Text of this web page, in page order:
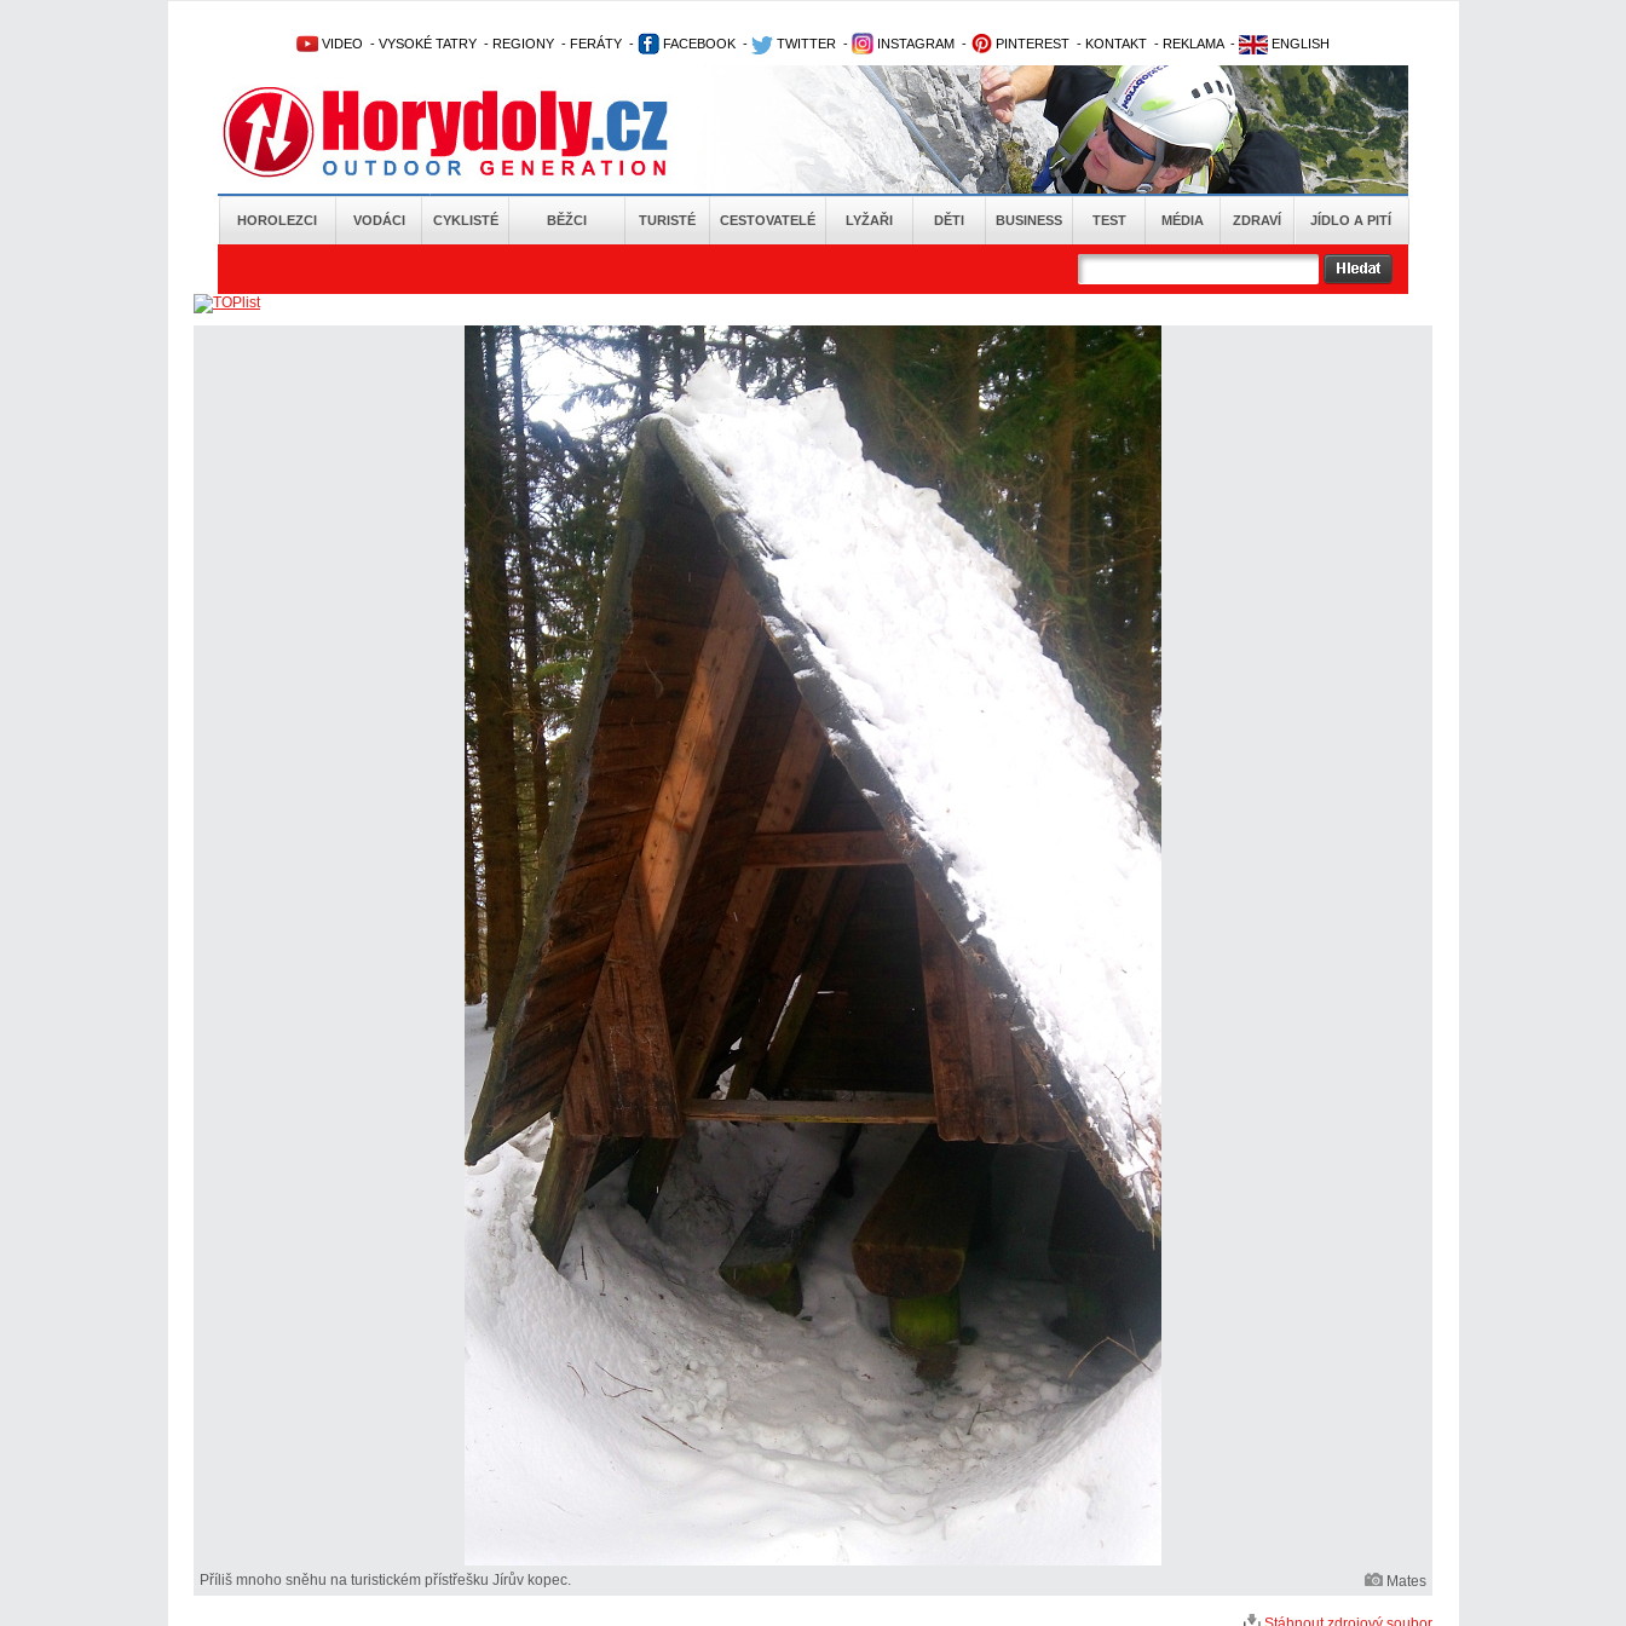
VIDEO - VYSOKÉ TATRY - REGIONY - FERÁTY - FACEBOOK - TWITTER - INSTAGRAM - PINTEREST - KONTAKT - REKLAMA - ENGLISH
HOROLEZCI VODÁCI CYKLISTÉ BĚŽCI TURISTÉ CESTOVATELÉ LYŽAŘI DĚTI BUSINESS TEST MÉDIA ZDRAVÍ JÍDLO A PITÍ
Příliš mnoho sněhu na turistickém přístřešku Jírův kopec. Mates